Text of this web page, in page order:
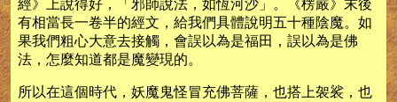
經》上說得好，「邪師說法，如恆河沙」。《楞嚴》末後
有相當長一卷半的經文，給我們具體說明五十種陰魔。如
果我們粗心大意去接觸，會誤以為是福田，誤以為是佛
法，怎麼知道都是魔變現的。
所以在這個時代，妖魔鬼怪冒充佛菩薩，也搭上袈裟，也